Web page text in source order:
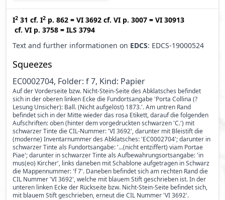
I2 31 cf. I2 p. 862 = VI 3692 cf. VI p. 3007 = VI 30913
cf. VI p. 3758 = ILS 3794
Text and further informationen on EDCS: EDCS-19000524
Squeezes
EC0002704, Folder: f 7, Kind: Papier
Auf der Vorderseite bzw. Nicht-Stein-Seite des Abklatsches befindet
sich in der oberen linken Ecke die Fundortsangabe 'Porta Collina (?
Lesung Unsicher): Ball. (Nicht aufgelöst) 1873.'. Am untren Rand
befindet sich in der Mitte wieder das rosa Etikett, darauf die folgenden
Aufschriften: oben (hinter dem vorgedruckten schwarzen 'C.') mit
schwarzer Tinte die CIL-Nummer: 'VI 3692', darunter mit Bleistift die
(moderne) Inventarnummer des Abklatsches: 'EC0002704'; darunter in
schwarzer Tinte als Fundortsangabe: '...(nicht entziffert) viam Portae
Piae'; darunter in schwarzer Tinte als Aufbewahrungsortsangabe: 'in
mus(eo) Kircher', links daneben mit Schablone aufgetragen in Schwarz
die Mappennummer: 'f 7'. Daneben befindet sich am rechten Rand die
CIL Nummer 'VI 3692', welche mit blauem Stift geschrieben ist. In der
unteren linken Ecke der Rückseite bzw. Nicht-Stein-Seite befindet sich,
mit blauem Stift geschrieben, erneut die CIL Nummer 'VI 3692'.